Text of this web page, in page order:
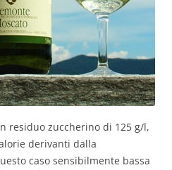
residuo zuccherino di 125 g/l,
derivanti dalla
caso sensibilmente bassa